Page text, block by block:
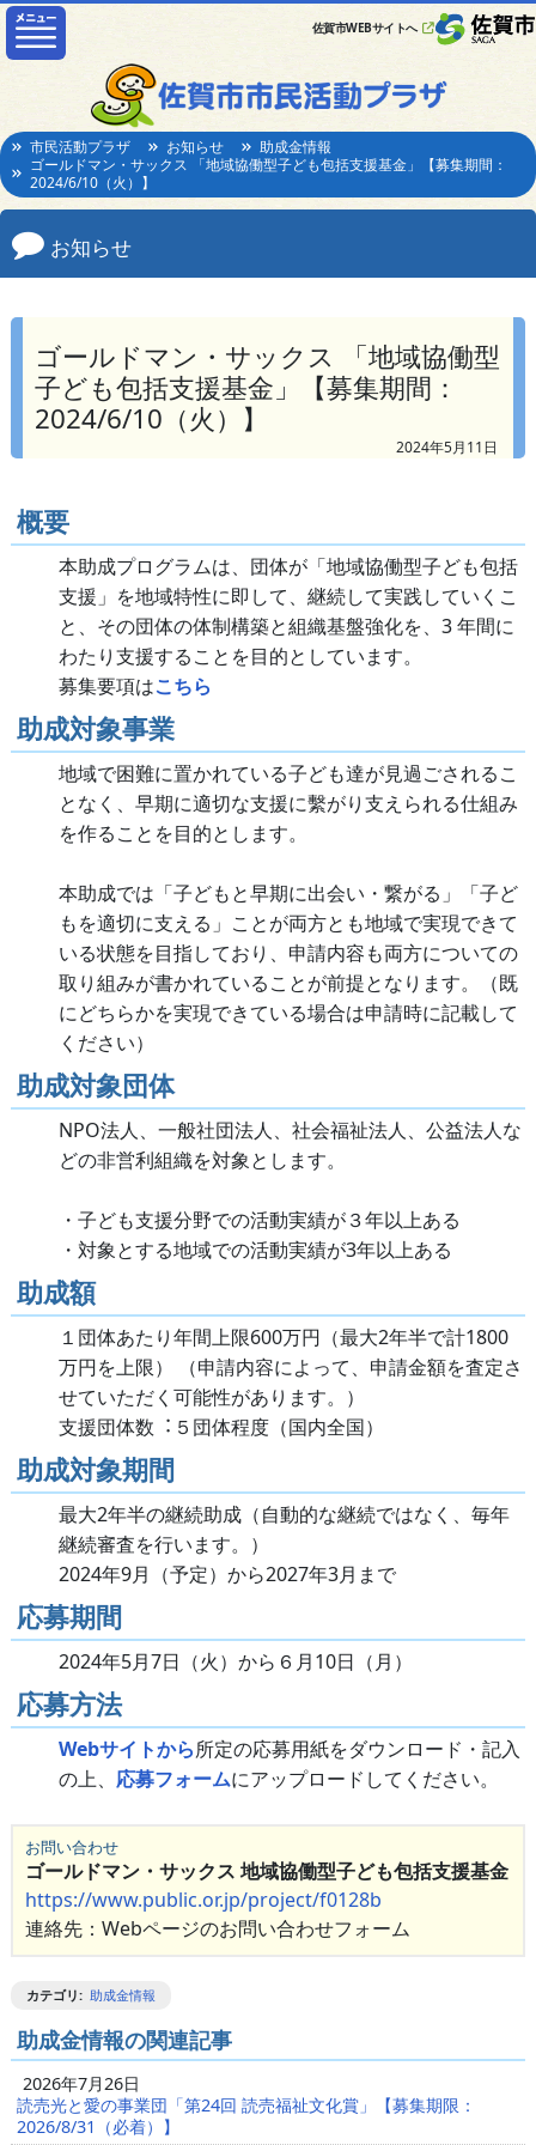
佐賀市WEBサイトへ
市民活動プラザ お知らせ
助成金情報
ゴールドマン・サックス 「地域協働型子ども包括支援基金」【募集期間：
2024/6/10（火）】
お知らせ
ゴールドマン・サックス 「地域協働型
子ども包括支援基金」【募集期間：
2024/6/10（火）】
2024年5月11日
概要
本助成プログラムは、団体が「地域協働型⼦ども包括
⽀援」を地域特性に即して、継続して実践していくこ
と、その団体の体制構築と組織基盤強化を、3 年間に
わたり⽀援することを⽬的としています。
募集要項はこちら
助成対象事業
地域で困難に置かれている⼦ども達が⾒過ごされるこ
となく、早期に適切な⽀援に繫がり⽀えられる仕組み
を作ることを⽬的とします。
本助成では「⼦どもと早期に出会い・繋がる」「⼦ど
もを適切に⽀える」ことが両⽅とも地域で実現できて
いる状態を⽬指しており、申請内容も両⽅についての
取り組みが書かれていることが前提となります。（既
にどちらかを実現できている場合は申請時に記載して
ください）
助成対象団体
NPO法⼈、⼀般社団法⼈、社会福祉法⼈、公益法⼈な
どの⾮営利組織を対象とします。
・⼦ども⽀援分野での活動実績が３年以上ある
・対象とする地域での活動実績が3年以上ある
助成額
１団体あたり年間上限600万円（最⼤2年半で計1800
万円を上限） （申請内容によって、申請⾦額を査定さ
せていただく可能性があります。）
⽀援団体数︓５団体程度（国内全国）
助成対象期間
最⼤2年半の継続助成（⾃動的な継続ではなく、毎年
継続審査を⾏います。）
2024年9⽉（予定）から2027年3⽉まで
応募期間
2024年5⽉7⽇（⽕）から６⽉10⽇（⽉）
応募方法
Webサイトから所定の応募用紙をダウンロード・記入
の上、 応募フォームにアップロードしてください。
お問い合わせ
ゴールドマン・サックス 地域協働型⼦ども包括⽀援基⾦
https://www.public.or.jp/project/f0128b
連絡先：Webページのお問い合わせフォーム
カテゴリ: 助成金情報
助成金情報の関連記事
2026年7月26日
読売光と愛の事業団「第24回 読売福祉文化賞」【募集期限：
2026/8/31（必着）】